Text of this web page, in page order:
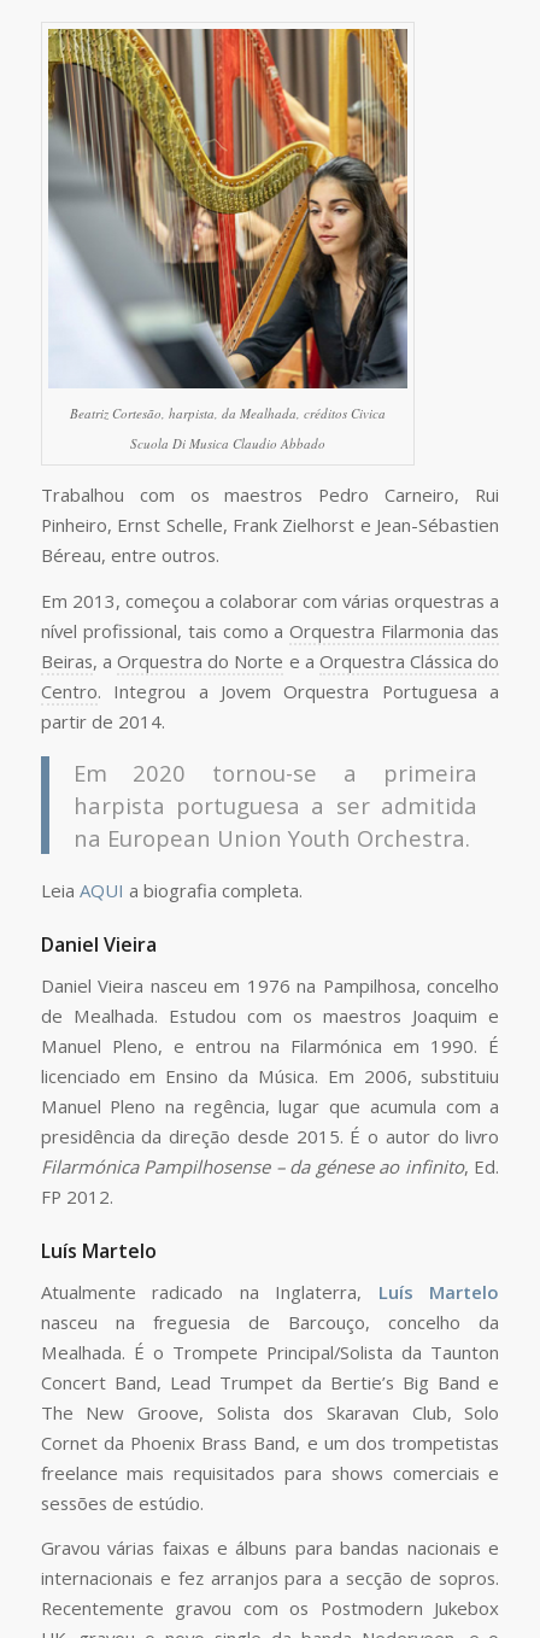
Beatriz Cortesão, harpista, da Mealhada, créditos Civica
Scuola Di Musica Claudio Abbado
Trabalhou com os maestros Pedro Carneiro, Rui
Pinheiro, Ernst Schelle, Frank Zielhorst e Jean-Sébastien
Béreau, entre outros.
Em 2013, começou a colaborar com várias orquestras a
nível profissional, tais como aOrquestra Filarmonia das
Beiras, a Orquestra do Norte e aOrquestra Clássica do
Centro. Integrou a Jovem Orquestra Portuguesa a
partir de 2014.
Em 2020 tornou-se a primeira
harpista portuguesa a ser admitida
na European Union Youth Orchestra.
Leia AQUI a biografia completa.
Daniel Vieira
Daniel Vieira nasceu em 1976 na Pampilhosa, concelho
de Mealhada. Estudou com os maestros Joaquim e
Manuel Pleno, e entrou na Filarmónica em 1990. É
licenciado em Ensino da Música. Em 2006, substituiu
Manuel Pleno na regência, lugar que acumula com a
presidência da direção desde 2015. É o autor do livro
Filarmónica Pampilhosense – da génese ao infinito, Ed.
FP 2012.
Luís Martelo
Atualmente radicado na Inglaterra, Luís Martelo
nasceu na freguesia de Barcouço, concelho da
Mealhada. É o Trompete Principal/Solista da Taunton
Concert Band, Lead Trumpet da Bertie’s Big Band e
The New Groove, Solista dos Skaravan Club, Solo
Cornet da Phoenix Brass Band, e um dos trompetistas
freelance mais requisitados para shows comerciais e
sessões de estúdio.
Gravou várias faixas e álbuns para bandas nacionais e
internacionais e fez arranjos para a secção de sopros.
Recentemente gravou com os Postmodern Jukebox